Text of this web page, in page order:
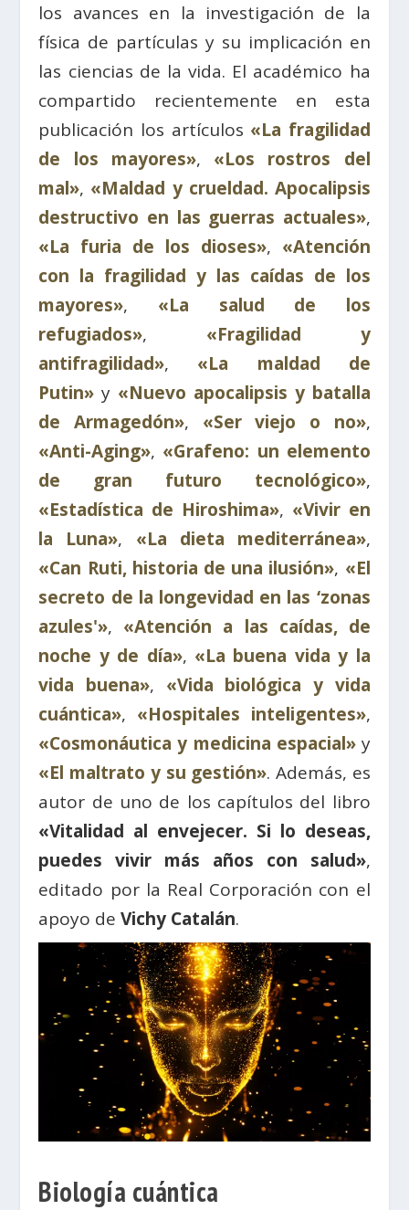
los avances en la investigación de la
física de partículas y su implicación en
las ciencias de la vida. El académico ha
compartido recientemente en esta
publicación los artículos «La fragilidad
de los mayores», «Los rostros del
mal», «Maldad y crueldad. Apocalipsis
destructivo en las guerras actuales»,
«La furia de los dioses», «Atención
con la fragilidad y las caídas de los
mayores», «La salud de los
refugiados», «Fragilidad y
antifragilidad», «La maldad de
Putin» y «Nuevo apocalipsis y batalla
de Armagedón», «Ser viejo o no»,
«Anti-Aging», «Grafeno: un elemento
de gran futuro tecnológico»,
«Estadística de Hiroshima», «Vivir en
la Luna», «La dieta mediterránea»,
«Can Ruti, historia de una ilusión», «El
secreto de la longevidad en las ‘zonas
azules'», «Atención a las caídas, de
noche y de día», «La buena vida y la
vida buena», «Vida biológica y vida
cuántica», «Hospitales inteligentes»,
«Cosmonáutica y medicina espacial»y
«El maltrato y su gestión». Además, es
autor de uno de los capítulos del libro
«Vitalidad al envejecer. Si lo deseas,
puedes vivir más años con salud»,
editado por la Real Corporación con el
apoyo deVichy Catalán.
Biología cuántica